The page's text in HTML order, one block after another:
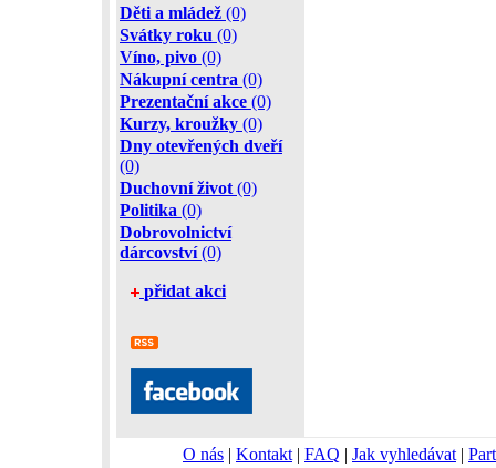
Děti a mládež (0)
Svátky roku (0)
Víno, pivo (0)
Nákupní centra (0)
Prezentační akce (0)
Kurzy, kroužky (0)
Dny otevřených dveří
(0)
Duchovní život (0)
Politika (0)
Dobrovolnictví
dárcovství(0)
přidat akci
O nás | Kontakt | FAQ | Jak vyhledávat |